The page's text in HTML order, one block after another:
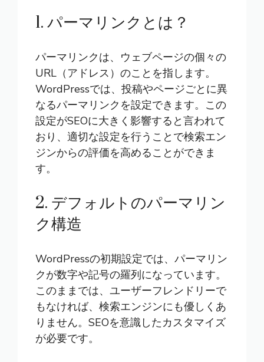
1. パーマリンクとは？
パーマリンクは、ウェブページの個々の
URL（アドレス）のことを指します。
WordPressでは、投稿やページごとに異
なるパーマリンクを設定できます。この
設定がSEOに大きく影響すると言われて
おり、適切な設定を行うことで検索エン
ジンからの評価を高めることができま
す。
2. デフォルトのパーマリン
ク構造
WordPressの初期設定では、パーマリン
クが数字や記号の羅列になっています。
このままでは、ユーザーフレンドリーで
もなければ、検索エンジンにも優しくあ
りません。SEOを意識したカスタマイズ
が必要です。